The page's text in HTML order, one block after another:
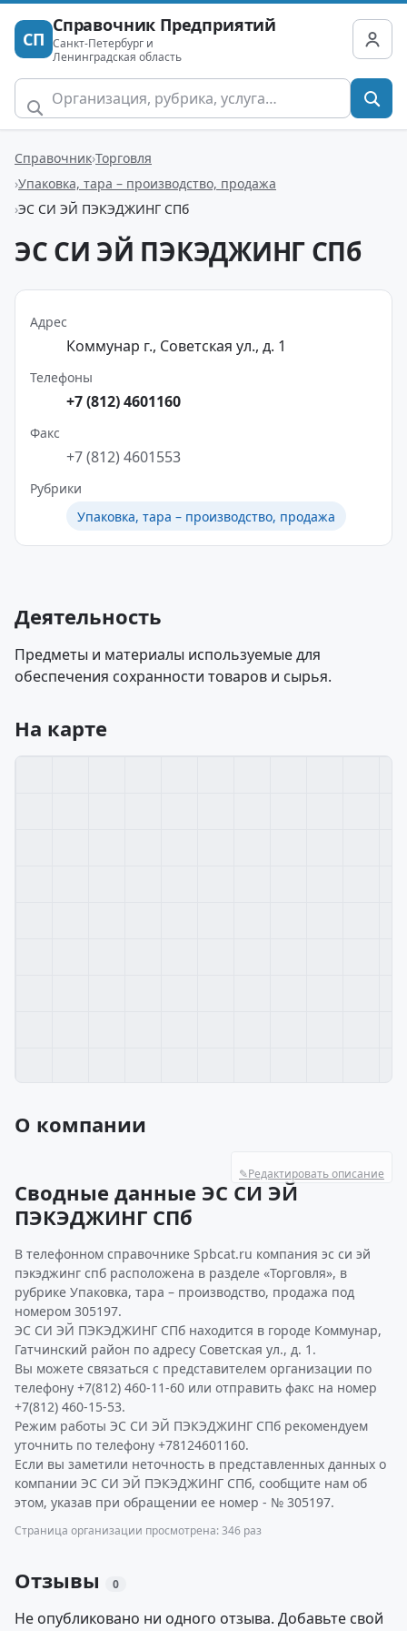
СП
Справочник Предприятий
Санкт-Петербург и
Ленинградская область
Справочник Торговля
Упаковка, тара – производство, продажа
ЭС СИ ЭЙ ПЭКЭДЖИНГ СПб
ЭС СИ ЭЙ ПЭКЭДЖИНГ СПб
Адрес
Коммунар г., Советская ул., д. 1
Телефоны
+7 (812) 4601160
Факс
+7 (812) 4601553
Рубрики
Упаковка, тара – производство, продажа
Деятельность
Предметы и материалы используемые для
обеспечения сохранности товаров и сырья.
На карте
О компании
✎Редактировать описание
Сводные данные ЭС СИ ЭЙ
ПЭКЭДЖИНГ СПб
В телефонном справочнике Spbcat.ru компания эс си эй
пэкэджинг спб расположена в разделе «Торговля», в
рубрике Упаковка, тара – производство, продажа под
номером 305197.
ЭС СИ ЭЙ ПЭКЭДЖИНГ СПб находится в городе Коммунар,
Гатчинский район по адресу Советская ул., д. 1.
Вы можете связаться с представителем организации по
телефону +7(812) 460-11-60 или отправить факс на номер
+7(812) 460-15-53.
Режим работы ЭС СИ ЭЙ ПЭКЭДЖИНГ СПб рекомендуем
уточнить по телефону +78124601160.
Если вы заметили неточность в представленных данных о
компании ЭС СИ ЭЙ ПЭКЭДЖИНГ СПб, сообщите нам об
этом, указав при обращении ее номер - № 305197.
Страница организации просмотрена: 346 раз
Отзывы 0
Не опубликовано ни одного отзыва. Добавьте свой